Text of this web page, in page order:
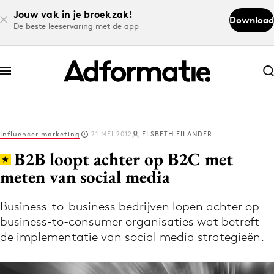
Jouw vak in je broekzak!
De beste leeservaring met de app
Download
Abonneer nu
Abonneer nu
Log in
Volg het laatste nieuws via de Adformatie
Nieuws app
Influencer marketing 21 MEI 2012 ELSBETH EILANDER
B2B loopt achter op B2C met
meten van social media
Business-to-business bedrijven lopen achter op
business-to-consumer organisaties wat betreft
de implementatie van social media strategieën.